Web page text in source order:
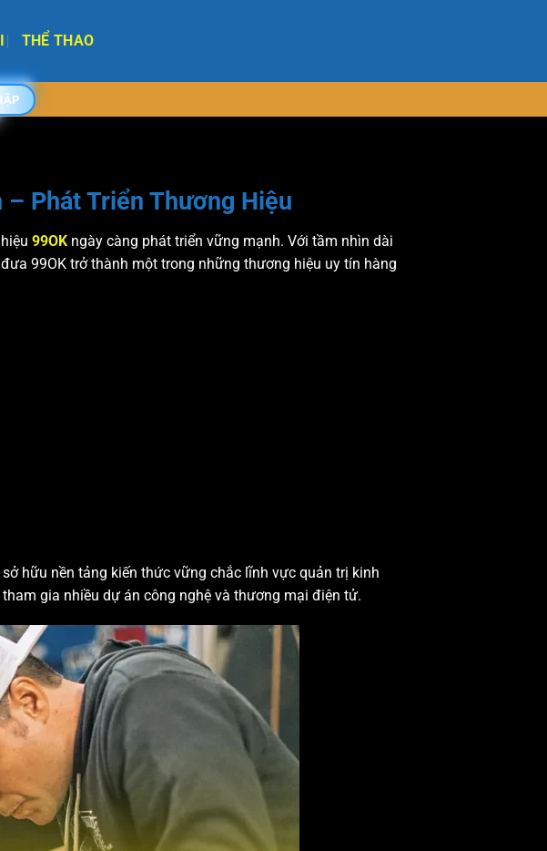
THỂ THAO
– Phát Triển Thương Hiệu
99OK ngày càng phát triển vững mạnh. Với tầm nhìn dài
99OK trở thành một trong những thương hiệu uy tín hàng
hữu nền tảng kiến thức vững chắc lĩnh vực quản trị kinh
gia nhiều dự án công nghệ và thương mại điện tử.